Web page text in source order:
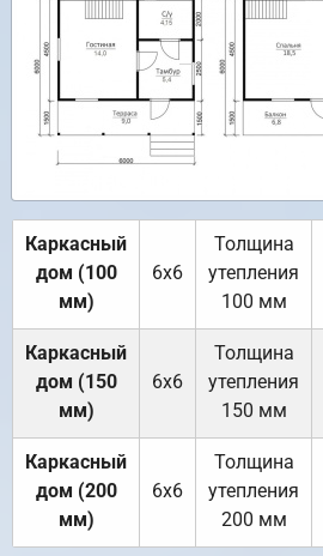
Каркасный
дом (100
мм)
6х6
Толщина
утепления
100 мм
Каркасный
дом (150
мм)
6х6
Толщина
утепления
150 мм
Каркасный
дом (200
мм)
6х6
Толщина
утепления
200 мм